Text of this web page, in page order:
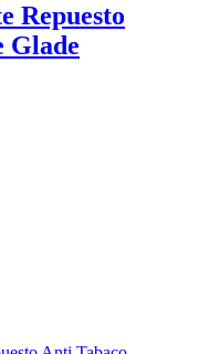
Repuesto
Glade